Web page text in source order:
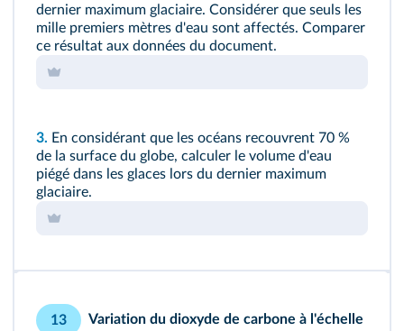
dernier maximum glaciaire. Considérer que seuls les
mille premiers mètres d'eau sont affectés. Comparer
ce résultat aux données du document.
3. En considérant que les océans recouvrent 70 %
de la surface du globe, calculer le volume d'eau
piégé dans les glaces lors du dernier maximum
glaciaire.
13 Variation du dioxyde de carbone à l'échelle